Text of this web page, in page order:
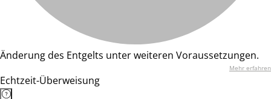
Änderung des Entgelts unter weiteren Voraussetzungen.
Mehr erfahren
Echtzeit-Überweisung